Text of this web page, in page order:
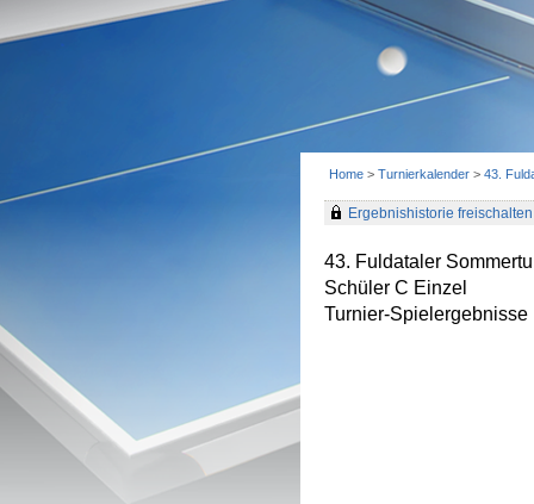
Home > Turnierkalender > 43.
Ergebnishistorie freischalten
43. Fuldataler
Schüler C Einzel
Turnier-Spielergebnisse